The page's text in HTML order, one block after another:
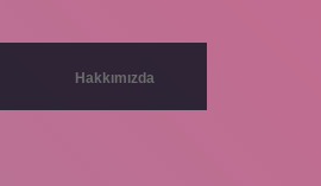
Hakkımızda